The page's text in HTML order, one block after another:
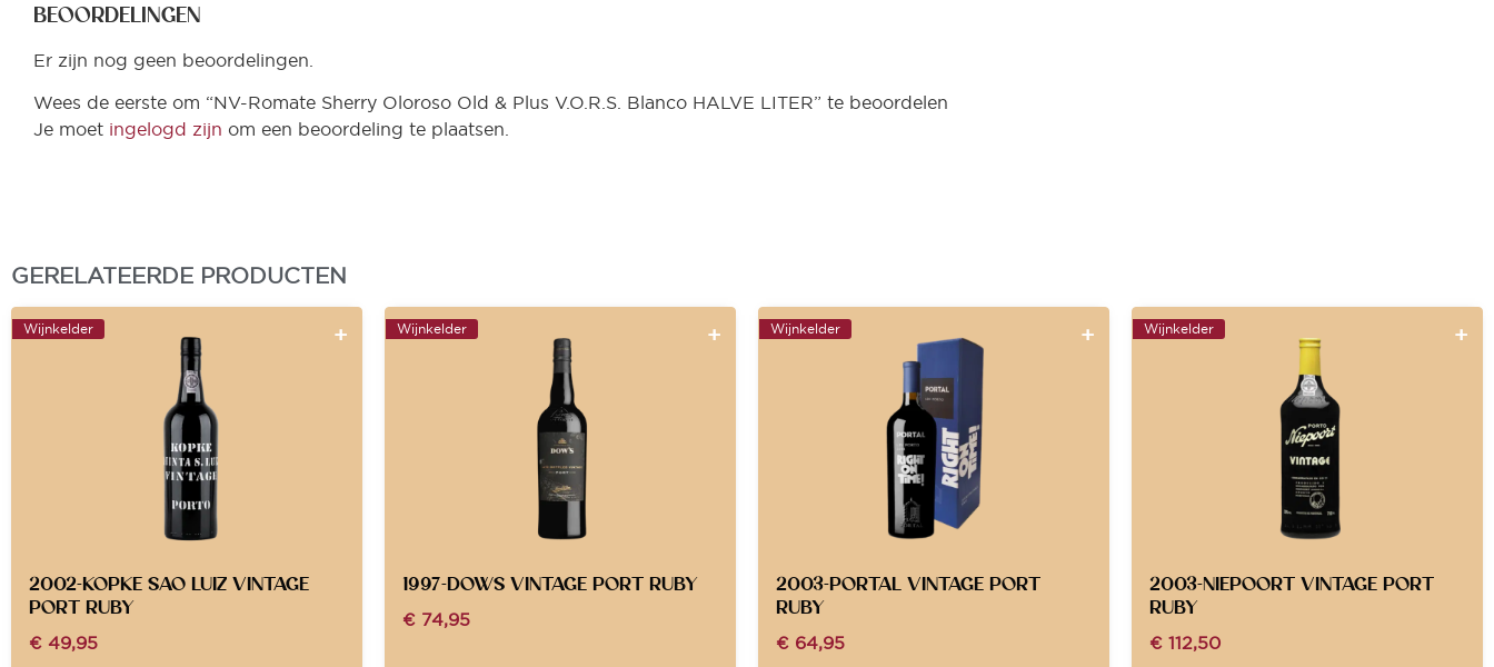
BEOORDELINGEN
Er zijn nog geen beoordelingen.
Wees de eerste om “NV-Romate Sherry Oloroso Old & Plus V.O.R.S. Blanco HALVE LITER” te beoordelen
Je moet ingelogd zijn om een beoordeling te plaatsen.
GERELATEERDE PRODUCTEN
Wijnkelder
2002-KOPKE SAO LUIZ VINTAGE
PORT RUBY
€ 49,95
Wijnkelder
1997-DOWS VINTAGE PORT RUBY
€ 74,95
Wijnkelder
2003-PORTAL VINTAGE PORT
RUBY
€ 64,95
Wijnkelder
2003-NIEPOORT VINTAGE PORT
RUBY
€ 112,50